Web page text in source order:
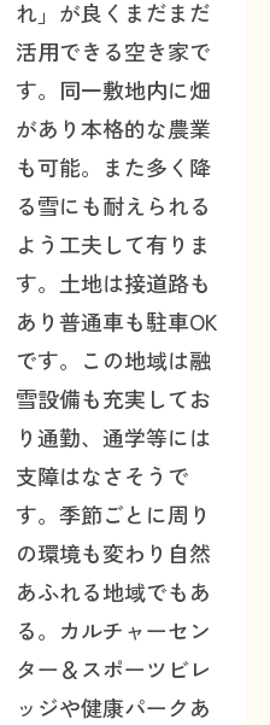
れ」が良くまだまだ
活用できる空き家で
す。同一敷地内に畑
があり本格的な農業
も可能。また多く降
る雪にも耐えられる
よう工夫して有りま
す。土地は接道路も
あり普通車も駐車OK
です。この地域は融
雪設備も充実してお
り通勤、通学等には
支障はなさそうで
す。季節ごとに周り
の環境も変わり自然
あふれる地域でもあ
る。カルチャーセン
ター＆スポーツビレ
ッジや健康パークあ